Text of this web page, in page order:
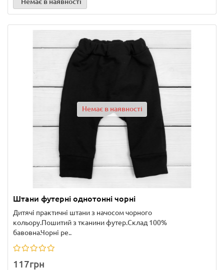
Немає в наявності
Штани футерні однотонні чорні
Дитячі практичні штани з начосом чорного
кольору.Пошитий з тканини футер.Склад 100%
бавовна.Чорні ре..
117грн